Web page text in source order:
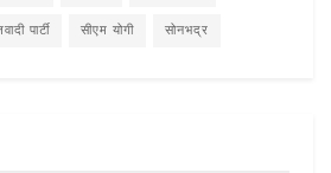
पार्टी सीएम योगी सोनभद्र